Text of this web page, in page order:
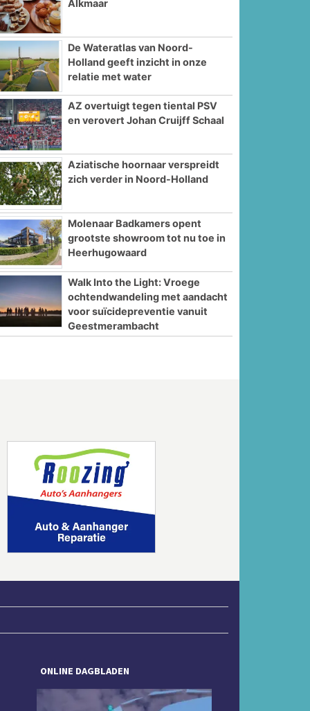
Alkmaar
De Wateratlas van Noord-
Holland geeft inzicht in onze
relatie met water
AZ overtuigt tegen tiental PSV
en verovert Johan Cruijff Schaal
Aziatische hoornaar verspreidt
zich verder in Noord-Holland
Molenaar Badkamers opent
grootste showroom tot nu toe in
Heerhugowaard
Walk Into the Light: Vroege
ochtendwandeling met aandacht
voor suïcidepreventie vanuit
Geestmerambacht
ONLINE DAGBLADEN